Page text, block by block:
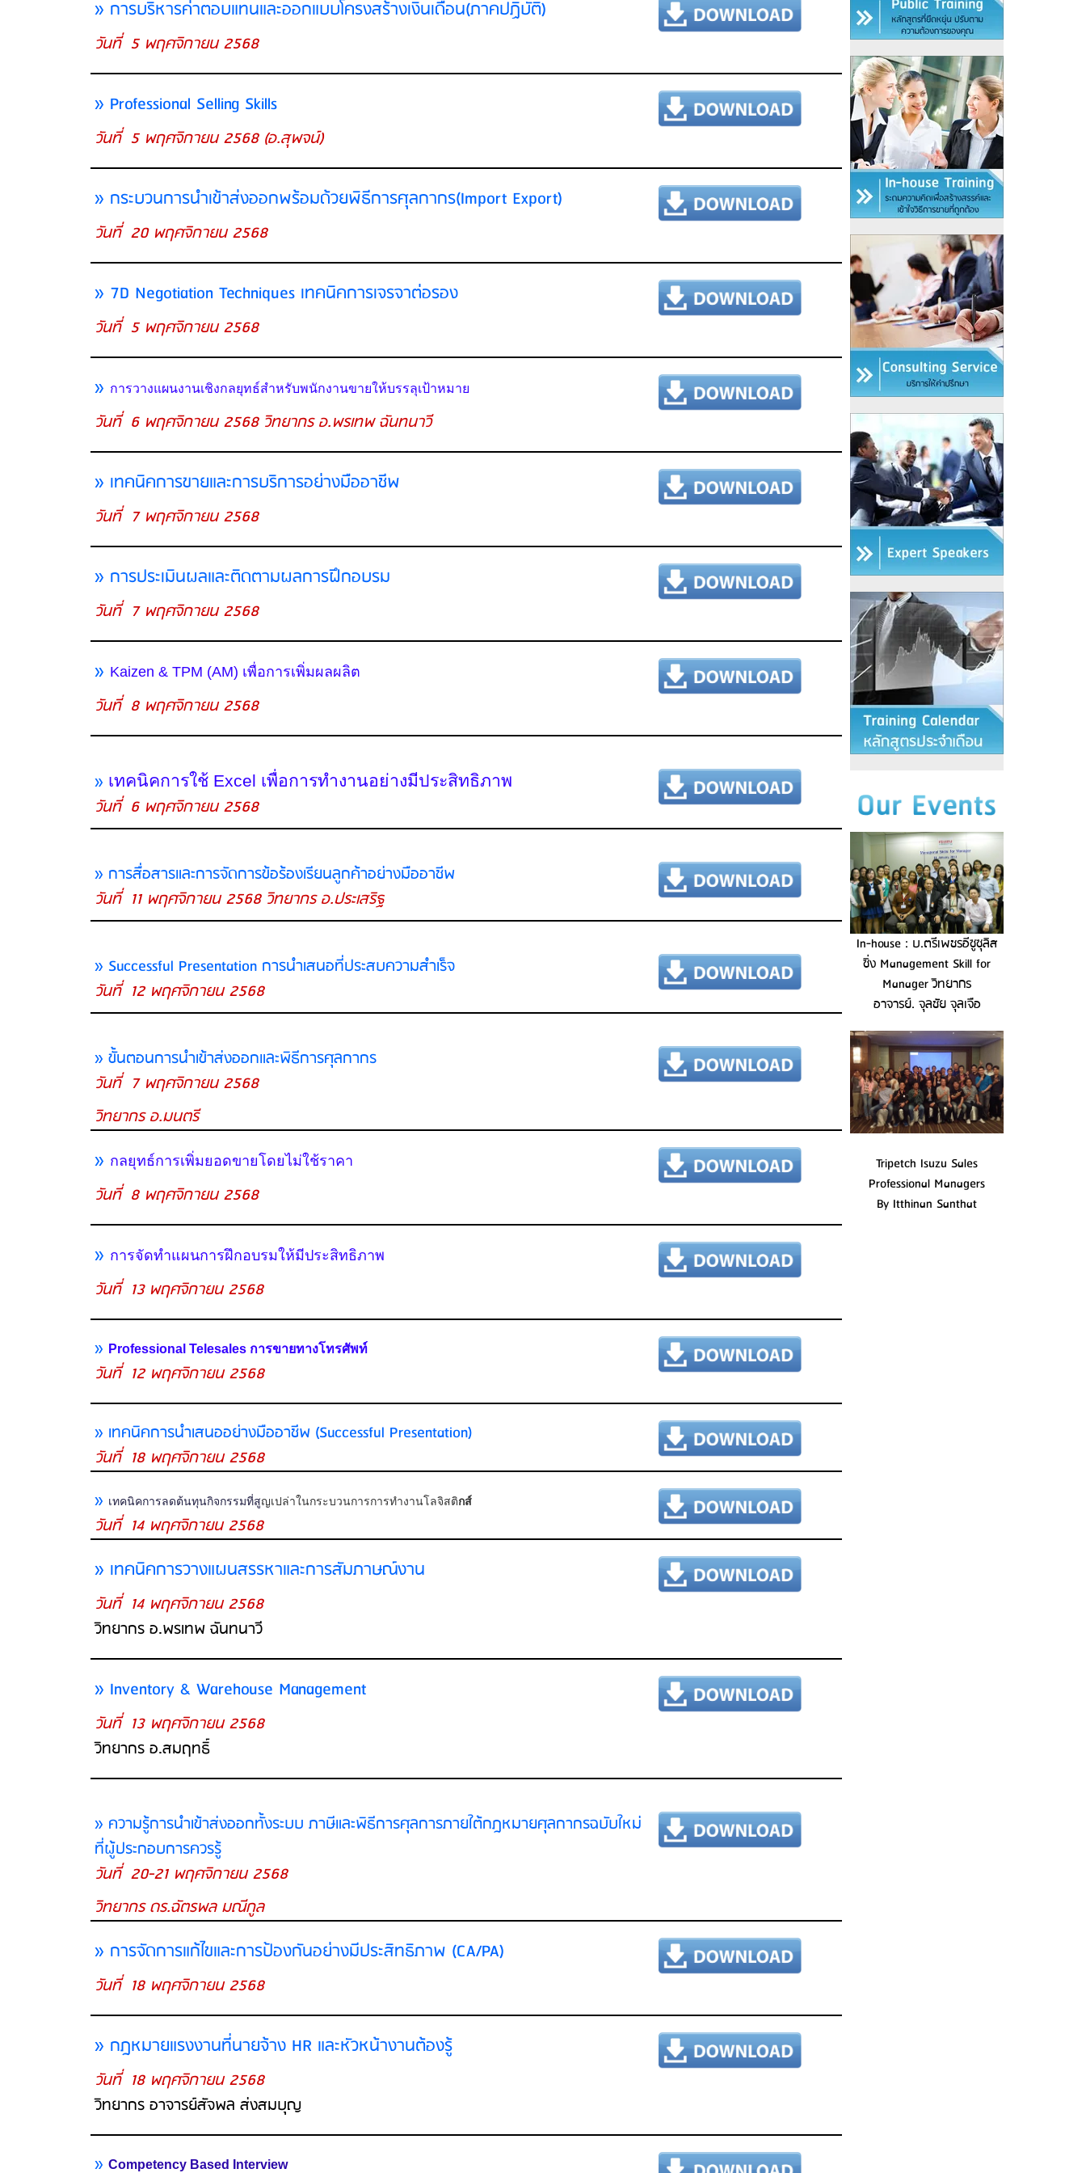
» การบริหารค่าตอบแทนและออกแบบโครงสร้างเงินเดือน(ภาคปฏิบัติ)
วันที่ 5 พฤศจิกายน 2568
» Professional Selling Skills
วันที่ 5 พฤศจิกายน 2568 (อ.สุพจน์)
» กระบวนการนำเข้าส่งออกพร้อมด้วยพิธีการศุลกากร(Import Export)
วันที่ 20 พฤศจิกายน 2568
» 7D Negotiation Techniques เทคนิคการเจรจาต่อรอง
วันที่ 5 พฤศจิกายน 2568
» การวางแผนงานเชิงกลยุทธ์สำหรับพนักงานขายให้บรรลุเป้าหมาย
วันที่ 6 พฤศจิกายน 2568 วิทยากร อ.พรเทพ ฉันทนาวี
» เทคนิคการขายและการบริการอย่างมืออาชีพ
วันที่ 7 พฤศจิกายน 2568
» การประเมินผลและติดตามผลการฝึกอบรม
วันที่ 7 พฤศจิกายน 2568
» Kaizen & TPM (AM) เพื่อการเพิ่มผลผลิต
วันที่ 8 พฤศจิกายน 2568
» เทคนิคการใช้ Excel เพื่อการทำงานอย่างมีประสิทธิภาพ
วันที่ 6 พฤศจิกายน 2568
» การสื่อสารและการจัดการข้อร้องเรียนลูกค้าอย่างมืออาชีพ
วันที่ 11 พฤศจิกายน 2568 วิทยากร อ.ประเสริฐ
» Successful Presentation การนำเสนอที่ประสบความสำเร็จ
วันที่ 12 พฤศจิกายน 2568
» ขั้นตอนการนำเข้าส่งออกและพิธีการศุลกากร
วันที่ 7 พฤศจิกายน 2568
วิทยากร อ.มนตรี
» กลยุทธ์การเพิ่มยอดขายโดยไม่ใช้ราคา
วันที่ 8 พฤศจิกายน 2568
» การจัดทำแผนการฝึกอบรมให้มีประสิทธิภาพ
วันที่ 13พฤศจิกายน 2568
» Professional Telesales การขายทางโทรศัพท์
วันที่ 12 พฤศจิกายน 2568
» เทคนิคการนำเสนออย่างมืออาชีพ (Successful Presentation)
วันที่ 18 พฤศจิกายน 2568
» เทคนิคการลดต้นทุนกิจกรรมที่สูญเปล่าในกระบวนการการทำงานโลจิสติกส์
วันที่ 14 พฤศจิกายน 2568
» เทคนิคการวางแผนสรรหาและการสัมภาษณ์งาน
วันที่ 14 พฤศจิกายน 2568
วิทยากร อ.พรเทพ ฉันทนาวี
» Inventory & Warehouse Management
วันที่ 13 พฤศจิกายน 2568
วิทยากร อ.สมฤทธิ์
» ความรู้การนำเข้าส่งออกทั้งระบบ ภาษีและพิธีการศุลการภายใต้กฎหมายศุลกากรฉบับใหม่
ที่ผู้ประกอบการควรรู้
วันที่ 20-21 พฤศจิกายน 2568
วิทยากร ดร.ฉัตรพล มณีกูล
» การจัดการแก้ไขและการป้องกันอย่างมีประสิทธิภาพ (CA/PA)
วันที่ 18 พฤศจิกายน 2568
» กฎหมายแรงงานที่นายจ้าง HR และหัวหน้างานต้องรู้
วันที่ 18 พฤศจิกายน 2568
วิทยากร อาจารย์สัจพล ส่งสมบุญ
» Competency Based Interview
In-house : บ.ตรีเพชรอีซูซุลิส
ซิ่ง Management Skill for
Manager วิทยากร
อาจารย์. จุลชัย จุลเจือ
Tripetch Isuzu Sales
Professional Managers
By Itthinan Santhat